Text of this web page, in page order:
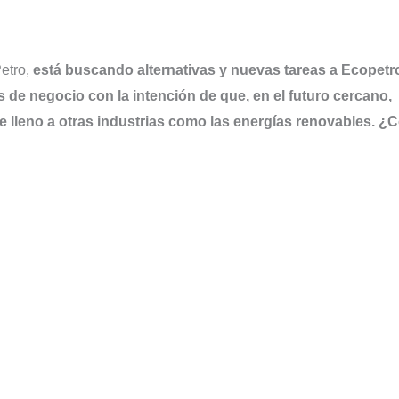
está buscando alternativas y nuevas tareas a
negocio con la intención de que, en el futuro cercano,
a otras industrias como las energías renovables.